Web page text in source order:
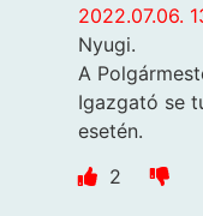
2022.07.06.
Nyugi.
A
Igazgató se
esetén.
2